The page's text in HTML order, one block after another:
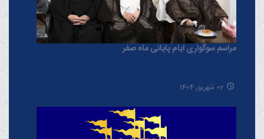
مراسم سوگواری ایام پایانی ماه صفر
02 شهریور 1404